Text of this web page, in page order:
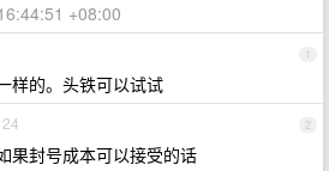
+08:00
1
样的。头铁可以试试
2
果封号成本可以接受的话